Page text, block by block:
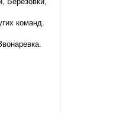
команд.